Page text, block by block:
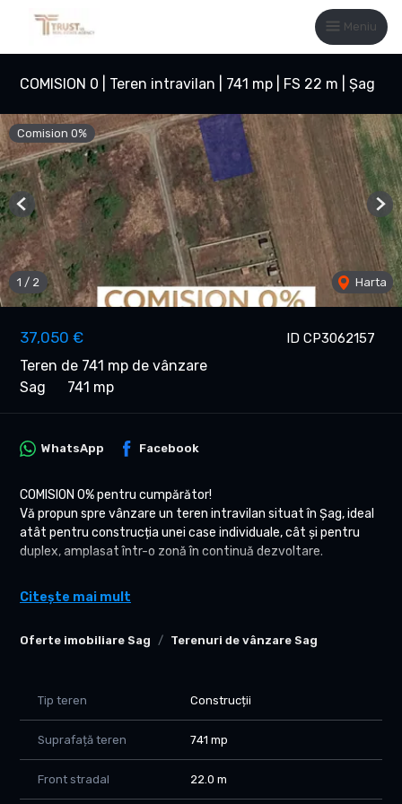
Meniu
COMISION 0 | Teren intravilan | 741 mp | FS 22 m | Șag
ID CP3062157
37,050 €
Teren de 741 mp de vânzare
Sag
741 mp
Comision 0%
1 / 2 Harta
Previous
Oferte imobiliare Sag Terenuri de vânzare Sag
WhatsApp Facebook
COMISION 0% pentru cumpărător!
Vă propun spre vânzare un teren intravilan situat în Șag, ideal
atât pentru construcția unei case individuale, cât și pentru
duplex, amplasat într-o zonă în continuă dezvoltare.
Proprietatea este poziționată aproape de DN59, cu acces
apropiere se află service-uri auto, locuințe individuale deja
școală, grădiniță, farmacii, stații de transport în comun și
diverse servicii locale. Zona este potrivită atât pentru locuire
permanentă, cât și pentru investiție.
Suprafață: 741 mp
Citește mai mult
Tip teren Construcții
Suprafață teren 741 mp
Front stradal 22.0 m